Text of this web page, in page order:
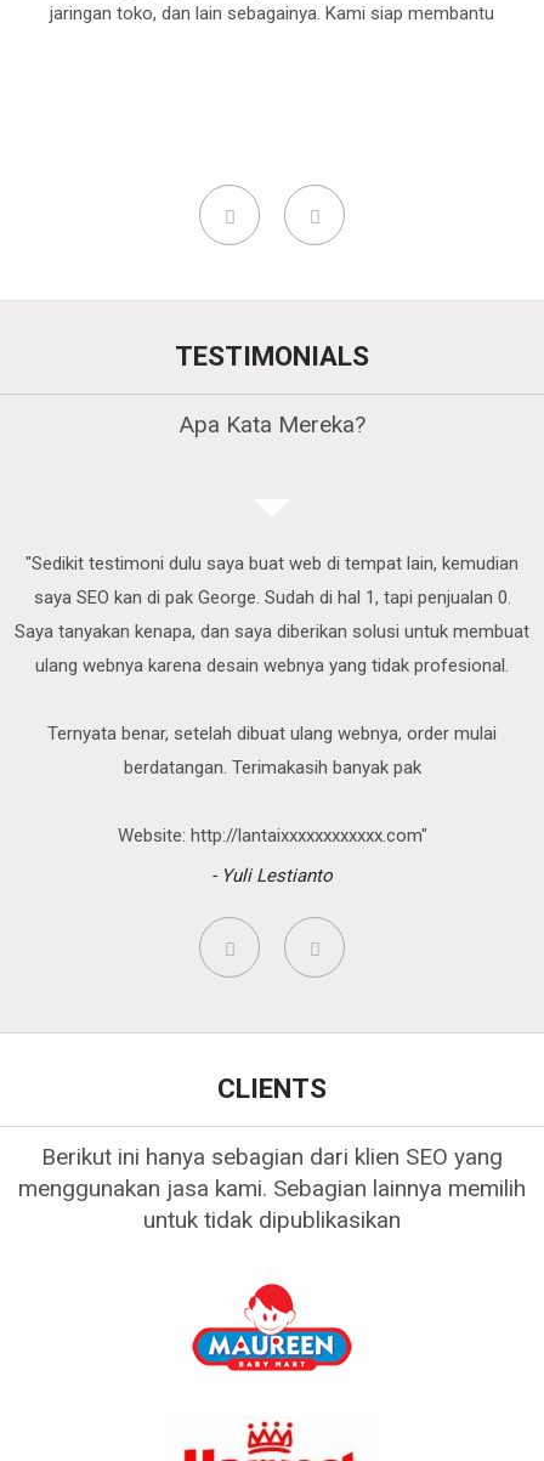
jaringan toko, dan lain sebagainya. Kami siap membantu
TESTIMONIALS
Apa Kata Mereka?
"Sedikit testimoni dulu saya buat web di tempat lain, kemudian
saya SEO kan di pak George. Sudah di hal 1, tapi penjualan 0.
Saya tanyakan kenapa, dan saya diberikan solusi untuk membuat
ulang webnya karena desain webnya yang tidak profesional.
Ternyata benar, setelah dibuat ulang webnya, order mulai
berdatangan. Terimakasih banyak pak
Website: http://lantaixxxxxxxxxxxx.com"
- Yuli Lestianto
CLIENTS
Berikut ini hanya sebagian dari klien SEO yang
menggunakan jasa kami. Sebagian lainnya memilih
untuk tidak dipublikasikan